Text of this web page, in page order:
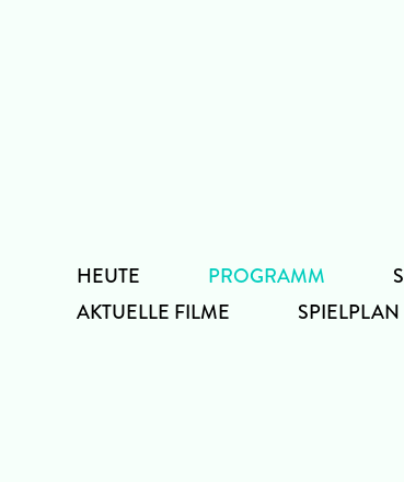
HEUTE
PROGRAMM
AKTUELLE FILME
SPIELPLAN